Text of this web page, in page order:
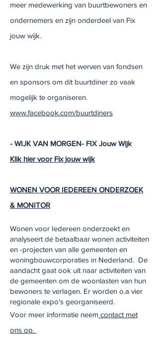
meer medewerking van buurtbewoners en
ondernemers en zijn onderdeel van Fix
jouw wijk.
We zijn druk met het werven van fondsen
en sponsors om dit buurtdiner zo vaak
mogelijk te organiseren.
www.facebook.com/buurtdiners
- WIJK VAN MORGEN- FIX Jouw Wijk
Klik hier voor Fix jouw wijk
WONEN VOOR IEDEREEN ONDERZOEK
& MONITOR
Wonen voor Iedereen onderzoekt en
analyseert de betaalbaar wonen activiteiten
en -projecten van alle gemeenten en
woningbouwcorporaties in Nederland. De
aandacht gaat ook uit naar activiteiten van
de gemeenten om de woonlasten van hun
bewoners te verlagen. Er worden o.a vier
regionale expo's georganiseerd.
Voor meer informatie neem contact met
ons op.